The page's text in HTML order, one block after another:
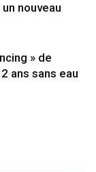
nouveau
» de
ans sans eau